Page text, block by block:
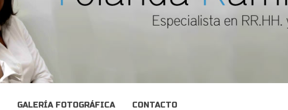
GALERÍA FOTOGRÁFICA CONTACTO